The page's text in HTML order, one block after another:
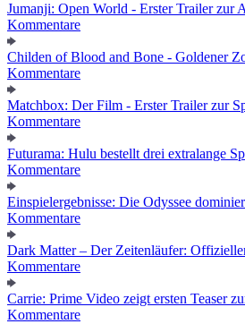
Jumanji: Open World - Erster Trailer zur
Kommentare
Childen of Blood and Bone - Goldener
Kommentare
Matchbox: Der Film - Erster Trailer zur
Kommentare
Futurama: Hulu bestellt drei extralange
Kommentare
Einspielergebnisse: Die Odyssee
Kommentare
Dark Matter – Der Zeitenläufer:
Kommentare
Carrie: Prime Video zeigt ersten Teaser
Kommentare